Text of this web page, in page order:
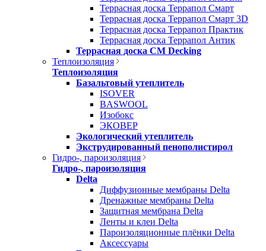
Террасная доска Террапол Смарт
Террасная доска Террапол Смарт 3D
Террасная доска Террапол Практик
Террасная доска Террапол Антик
Террасная доска CM Decking
Теплоизоляция
Теплоизоляция
Базальтовый утеплитель
ISOVER
BASWOOL
Изобокс
ЭКОВЕР
Экологический утеплитель
Экструдированный пенополистирол
Гидро-, пароизоляция
Гидро-, пароизоляция
Delta
Диффузионные мембраны Delta
Дренажные мембраны Delta
Защитная мембрана Delta
Ленты и клеи Delta
Пароизоляционные плёнки Delta
Аксессуары